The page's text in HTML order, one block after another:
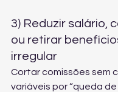
3) Reduzir salário,
ou retirar
irregular
Cortar comissões sem
variáveis por “queda